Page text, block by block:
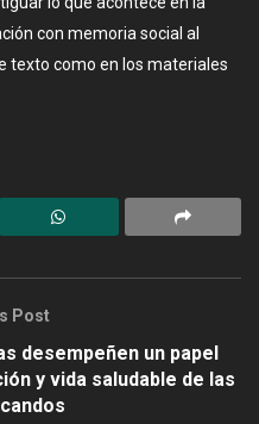
con memoria social al
texto como en los materiales
Post
desempeñen un papel
y vida saludable de las